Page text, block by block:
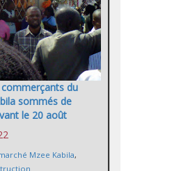
du
sommés de
le 20 août
Mzee Kabila,